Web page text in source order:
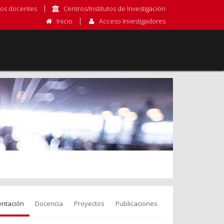
docentes
Centros/Institutos de Investigación
Inicio
Acceso Investigadores
Docencia Proyectos Publicaciones